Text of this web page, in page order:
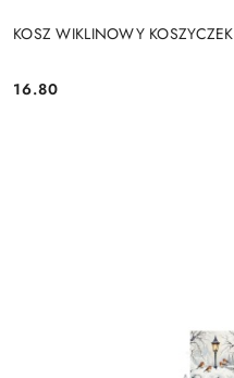
KOSZ WIKLINOWY KOSZYCZEK
Cena:
16.80